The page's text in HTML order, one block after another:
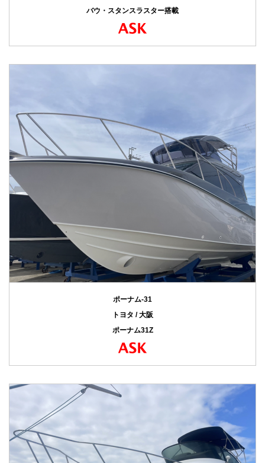
バウ・スタンスラスター搭載
ポーナム-31
トヨタ / 大阪
ポーナム31Z